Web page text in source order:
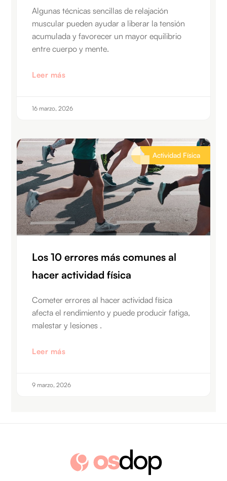
Algunas técnicas sencillas de relajación
muscular pueden ayudar a liberar la tensión
acumulada y favorecer un mayor equilibrio
entre cuerpo y mente.
Leer más
16 marzo, 2026
Actividad Física
Los 10 errores más comunes al
hacer actividad física
Cometer errores al hacer actividad física
afecta el rendimiento y puede producir fatiga,
malestar y lesiones .
Leer más
9 marzo, 2026